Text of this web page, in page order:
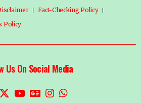
Fact-Checking Policy
Policy
Us On Social Media